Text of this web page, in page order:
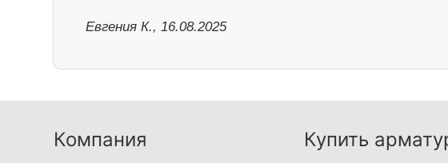
Евгения К., 16.08.2025
Компания Купить